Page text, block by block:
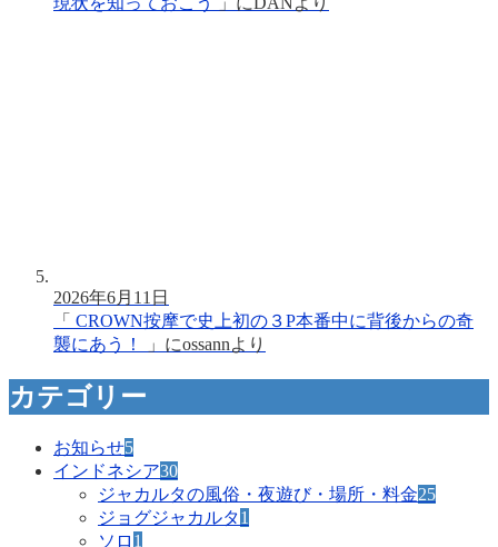
2026年6月11日
「 CROWN按摩で史上初の３P本番中に背後からの奇
襲にあう！
」にossannより
カテゴリー
お知らせ5
インドネシア30
ジャカルタの風俗・夜遊び・場所・料金25
ジョグジャカルタ1
ソロ 1